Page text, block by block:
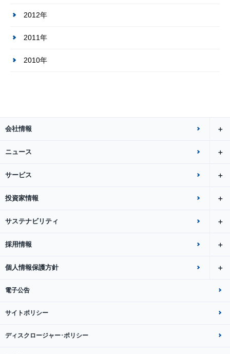
2012年
2011年
2010年
会社情報
ニュース
サービス
投資家情報
サステナビリティ
採用情報
個人情報保護方針
電子公告
サイトポリシー
ディスクロージャー･ポリシー